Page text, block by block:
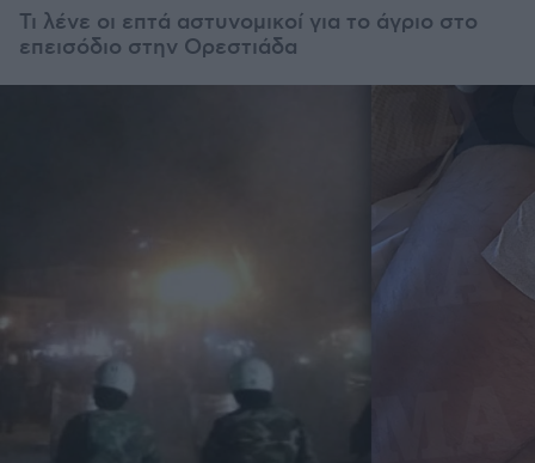
Τι λένε οι επτά αστυνομικοί για το άγριο στο
επεισόδιο στην Ορεστιάδα